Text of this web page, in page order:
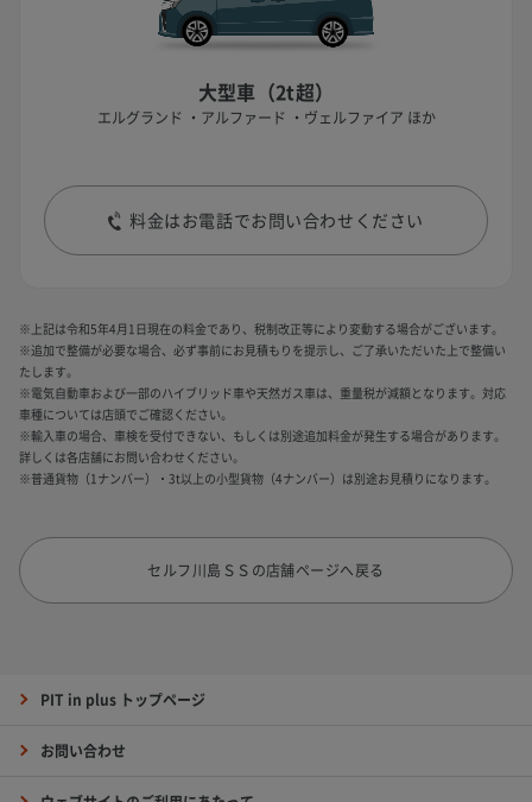
大型車（2t超）
エルグランド ・アルファード ・ヴェルファイア ほか
料金はお電話でお問い合わせください
※上記は令和5年4月1日現在の料金であり、税制改正等により変動する場合がございます。
※追加で整備が必要な場合、必ず事前にお見積もりを提示し、ご了承いただいた上で整備い
たします。
※電気自動車および一部のハイブリッド車や天然ガス車は、重量税が減額となります。対応
車種については店頭でご確認ください。
※輸入車の場合、車検を受付できない、もしくは別途追加料金が発生する場合があります。
詳しくは各店舗にお問い合わせください。
※普通貨物（1ナンバー）・3t以上の小型貨物（4ナンバー）は別途お見積りになります。
セルフ川島ＳＳの店舗ページへ戻る
PIT in plus トップページ
お問い合わせ